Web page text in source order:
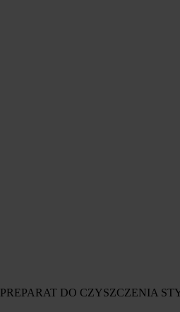
PREPARAT DO CZYSZCZENIA